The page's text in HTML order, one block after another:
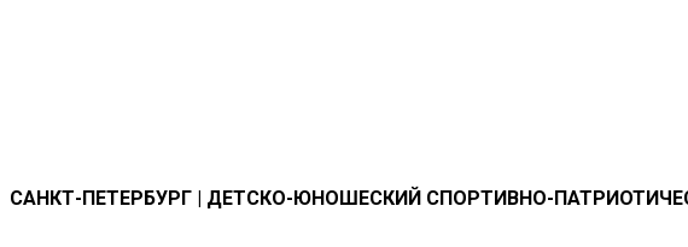
САНКТ-ПЕТЕРБУРГ | ДЕТСКО-ЮНОШЕСКИЙ СПОРТИВНО-